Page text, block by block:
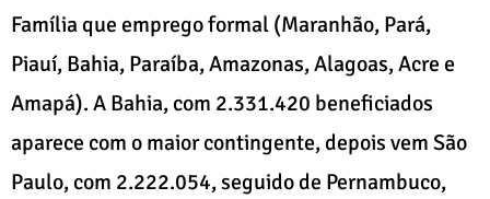
Família que emprego formal (Maranhão, Pará,
Piauí, Bahia, Paraíba, Amazonas, Alagoas, Acre e
Amapá). A Bahia, com 2.331.420 beneficiados
aparece com o maior contingente, depois vem São
Paulo, com 2.222.054, seguido de Pernambuco,